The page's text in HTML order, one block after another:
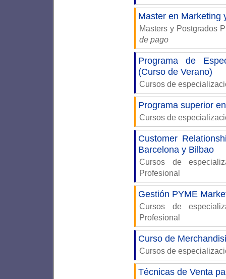
Master en Marketing
Masters y Postgrados
de pago
Programa de
(Curso de Verano)
Cursos de
Programa superior
Cursos de
Customer
Barcelona y Bilbao
Cursos de
Profesional
Gestión PYME
Cursos de
Profesional
Curso de
Cursos de
Técnicas de Venta